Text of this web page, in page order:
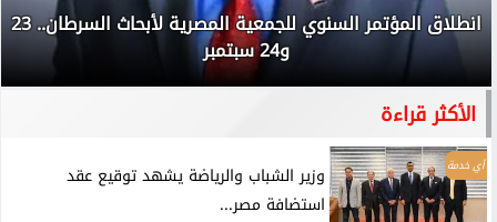
انطلاق المؤتمر السنوي للجمعية المصرية لأبحاث السرطان.. 23
و24 سبتمبر
الأكثر قراءة
أي خدمة
وزير الشباب والرياضة يشهد توقيع عقد
استضافة مصر...